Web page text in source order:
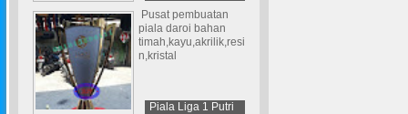
Piala Liga 1 Putri
Pusat pembuatan
piala daroi bahan
timah,kayu,akrilik,resi
n,kristal